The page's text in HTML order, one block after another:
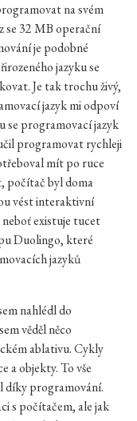
na svém
se 32 MB operační
je podobné
jazyku se
Je tak trochu živý,
jazyk mi odpoví
se programovací jazyk
programovat rychleji
mít po ruce
počítač byl doma
vést interaktivní
existuje tucet
Duolingo, které
jazyků
nahlédl do
věděl něco
ablativu. Cykly
a objekty. To vše
díky programování.
s počítačem, ale jak